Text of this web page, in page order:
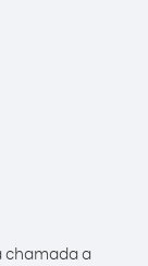
chamada a